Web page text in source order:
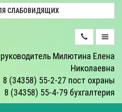
СЛАБОВИДЯЩИХ
Милютина Елена
Николаевна
8 (34358) 55-2-27 пост охраны
8 (34358) 55-4-79 бухгалтерия